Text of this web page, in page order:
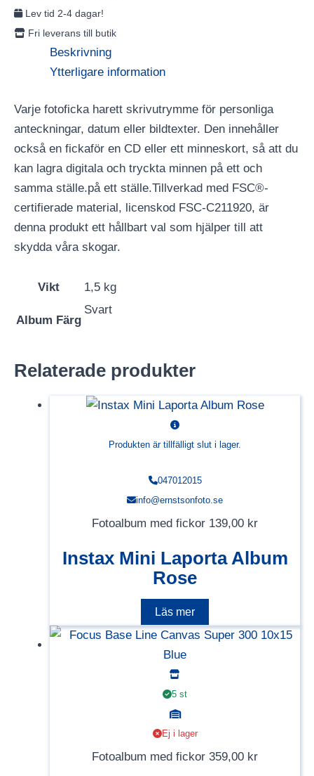
Lev tid 2-4 dagar!
Fri leverans till butik
Beskrivning
Ytterligare information
Varje fotoficka harett skrivutrymme för personliga
anteckningar, datum eller bildtexter. Den innehåller
också en fickaför en CD eller ett minneskort, så att du
kan lagra digitala och tryckta minnen på ett och
samma ställe.på ett ställe.Tillverkad med FSC®-
certifierade material, licenskod FSC-C211920, är
denna produkt ett hållbart val som hjälper till att
skydda våra skogar.
Vikt 1,5 kg
Album Färg
Svart
Relaterade produkter
Produkten är tillfälligt slut i lager.
047012015
info@ernstsonfoto.se
Fotoalbum med fickor 139,00 kr
Instax Mini Laporta Album
Rose
Läs mer
5 st
Ej i lager
Fotoalbum med fickor 359,00 kr